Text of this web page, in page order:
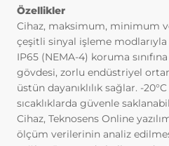
Özellikler
Cihaz, maksimum, minimum
çeşitli sinyal işleme modlarıyla
IP65 (NEMA-4) koruma
gövdesi, zorlu endüstriyel
üstün dayanıklılık sağlar. -
sıcaklıklarda güvenle
Cihaz, Teknosens Online
ölçüm verilerinin analiz
İnternet Sitesini
Sitesi üzerinden yeni
ve sunulan özellikleri
tercihlerine göre
İnternet Sitesinin,
hukuki ve ticari
sağlamak, Site
işlemlerin
5651 sayılı Internet